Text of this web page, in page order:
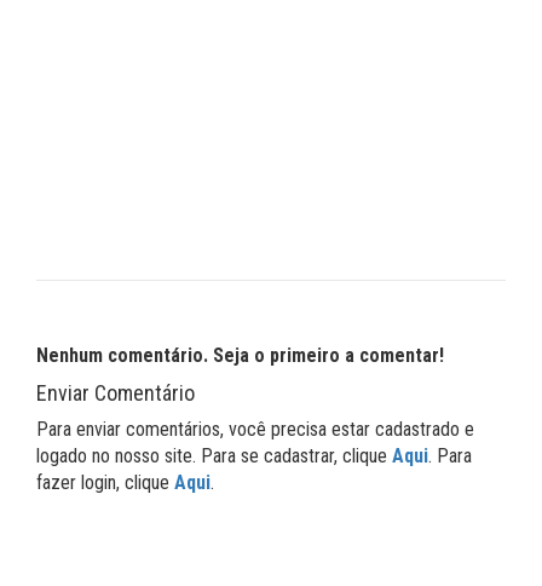
Nenhum comentário. Seja o primeiro a comentar!
Enviar Comentário
Para enviar comentários, você precisa estar cadastrado e
logado no nosso site. Para se cadastrar, clique Aqui. Para
fazer login, clique Aqui.